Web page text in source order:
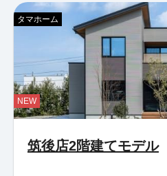
筑後店2階建てモデル
タマホーム
NEW